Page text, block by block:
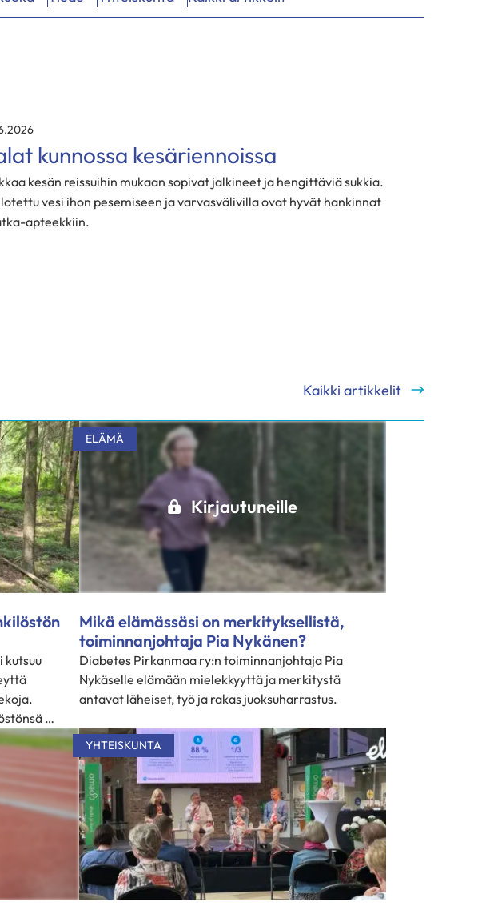
kunnossa kesäriennoissa
kesän reissuihin mukaan sopivat jalkineet ja hengittäviä sukkia.
vesi ihon pesemiseen ja varvasvälivilla ovat hyvät hankinnat
apteekkiin.
Kaikki artikkelit
kutsuu
…
Kirjautuneille
ELÄMÄ
Mikä elämässäsi on merkityksellistä,
toiminnanjohtaja Pia Nykänen?
Diabetes Pirkanmaa ry:n toiminnanjohtaja Pia
Nykäselle elämään mielekkyyttä ja merkitystä
antavat läheiset, työ ja rakas juoksuharrastus.
YHTEISKUNTA